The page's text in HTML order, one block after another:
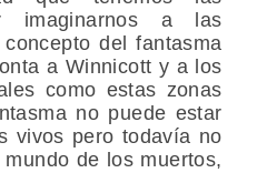
imaginarnos a las
del fantasma
a Winnicott y a los
como estas zonas
no puede estar
vivos pero todavía no
de los muertos,